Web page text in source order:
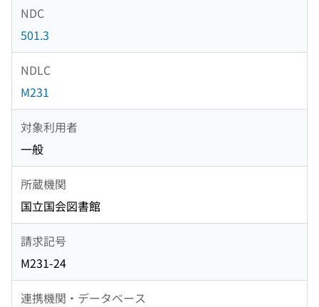
NDC
501.3
NDLC
M231
対象利用者
一般
所蔵機関
国立国会図書館
請求記号
M231-24
連携機関・データベース